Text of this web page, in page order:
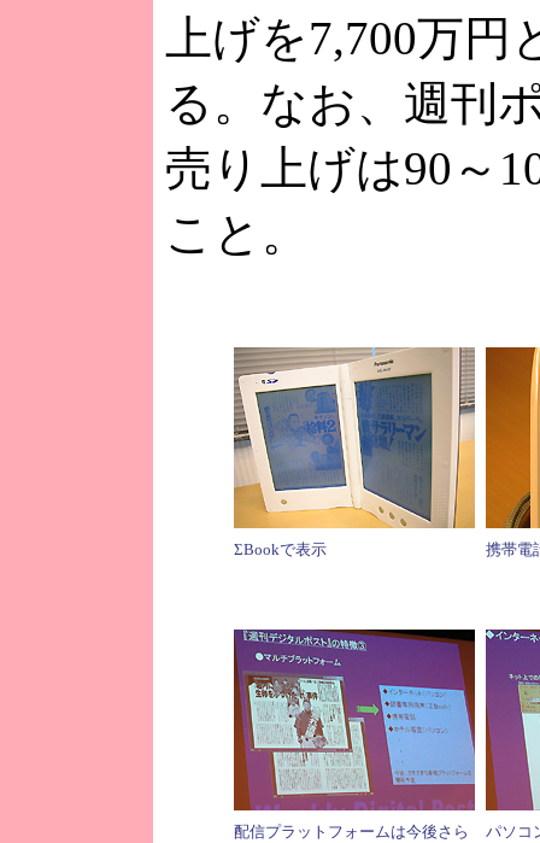
上げを7,700万円
る。なお、週刊
売り上げは90～
こと。
ΣBookで表示 携帯電
配信プラットフォームは今後さら
パソコ